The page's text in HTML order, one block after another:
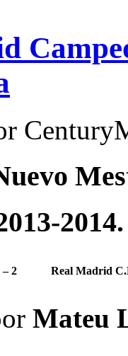
– 2 Real Madrid
Mateu